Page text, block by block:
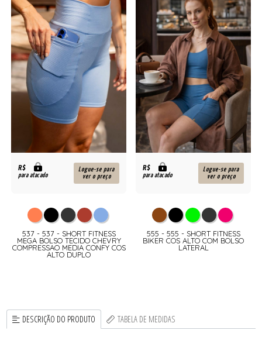
R$
para atacado
Logue-se para
ver o preço
537 - 537 - SHORT FITNESS
MEGA BOLSO TECIDO CHEVRY
COMPRESSAO MEDIA CONFY COS
ALTO DUPLO
R$
para atacado
Logue-se para
ver o preço
555 - 555 - SHORT FITNESS
BIKER COS ALTO COM BOLSO
LATERAL
DESCRIÇÃO DO PRODUTO TABELA DE MEDIDAS